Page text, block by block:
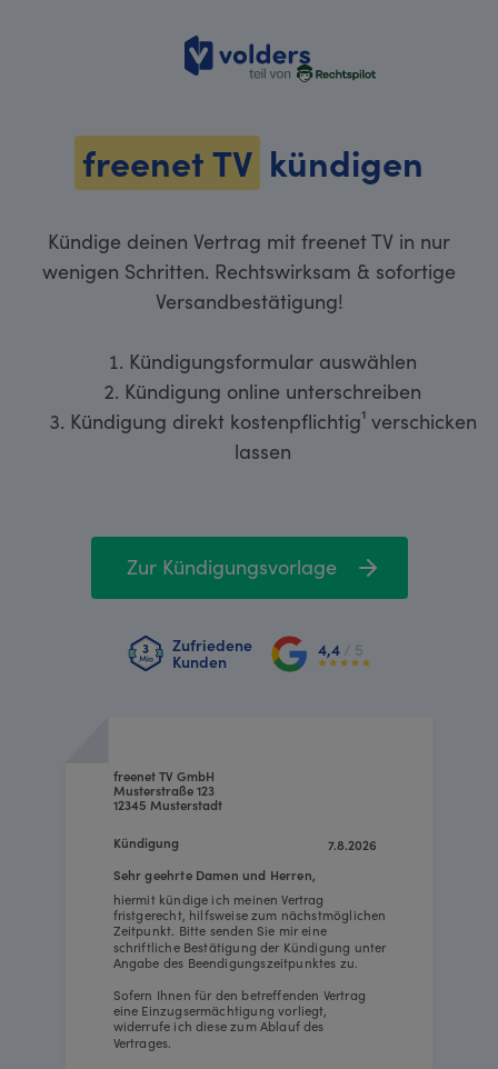
volders
freenet TV kündigen
Kündige deinen Vertrag mit freenet TV in nur
wenigen Schritten. Rechtswirksam & sofortige
Versandbestätigung!
Kündigungsformular auswählen
Kündigung online unterschreiben
Kündigung direkt kostenpflichtig¹ verschicken
lassen
Zur Kündigungsvorlage
Zufriedene
Kunden
4,4 / 5
7.8.2026
freenet TV GmbH
Musterstraße 123
12345 Musterstadt
hiermit kündige ich meinen Vertrag
fristgerecht, hilfsweise zum nächstmöglichen
Zeitpunkt. Bitte senden Sie mir eine
schriftliche Bestätigung der Kündigung unter
Angabe des Beendigungszeitpunktes zu.
Sofern Ihnen für den betreffenden Vertrag
eine Einzugsermächtigung vorliegt,
widerrufe ich diese zum Ablauf des
Vertrages.
Sehr geehrte Damen und Herren,
Kündigung